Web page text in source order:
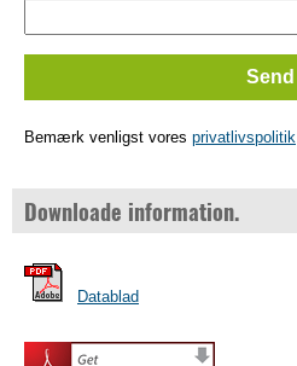
Bemærk venligst vores privatlivspolitik
Downloade information.
Datablad